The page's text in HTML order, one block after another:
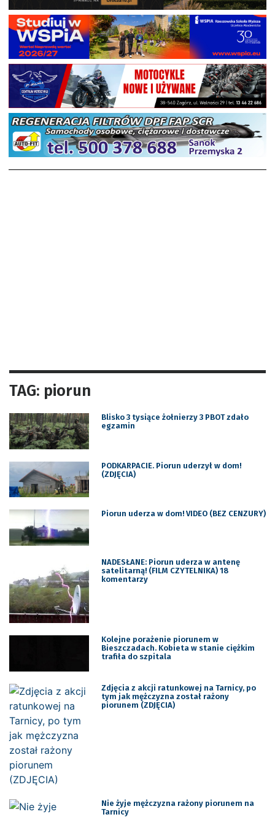
TAG: piorun
Blisko 3 tysiące żołnierzy 3 PBOT zdało
egzamin
PODKARPACIE. Piorun uderzył w dom!
(ZDJĘCIA)
Piorun uderza w dom! VIDEO (BEZ CENZURY)
NADESŁANE: Piorun uderza w antenę
satelitarną! (FILM CZYTELNIKA) 18
komentarzy
Kolejne porażenie piorunem w
Bieszczadach. Kobieta w stanie ciężkim
trafiła do szpitala
Zdjęcia z akcji ratunkowej na Tarnicy, po
tym jak mężczyzna został rażony
piorunem (ZDJĘCIA)
Nie żyje mężczyzna rażony piorunem na
Tarnicy